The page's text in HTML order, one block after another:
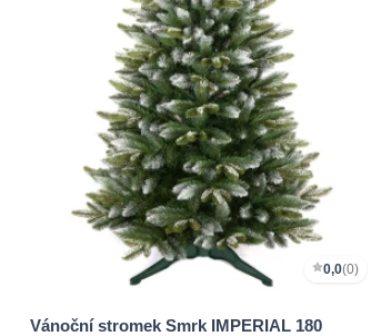
0,0(0)
Vánoční stromek Smrk IMPERIAL 180